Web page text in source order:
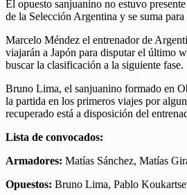
El opuesto sanjuanino no estuvo
de la Selección Argentina y se suma
Marcelo Méndez el entrenador de
viajarán a Japón para disputar el último
buscar la clasificación a la siguiente fase.
Bruno Lima, el sanjuanino formado en
la partida en los primeros viajes por
recuperado está a disposición del
Lista de convocados:
Armadores: Matías Sánchez, Matías
Opuestos: Bruno Lima, Pablo